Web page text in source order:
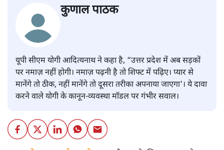
कुणाल पाठक
यूपी सीएम योगी आदित्यनाथ ने कहा है, “उत्तर प्रदेश में अब सड़कों
पर नमाज़ नहीं होगी। नमाज़ पढ़नी है तो शिफ्ट में पढ़िए। प्यार से
मानेंगे तो ठीक, नहीं मानेंगे तो दूसरा तरीका अपनाया जाएगा'। ये दावा
करने वाले योगी के कानून-व्यवस्था मॉडल पर गंभीर सवाल।